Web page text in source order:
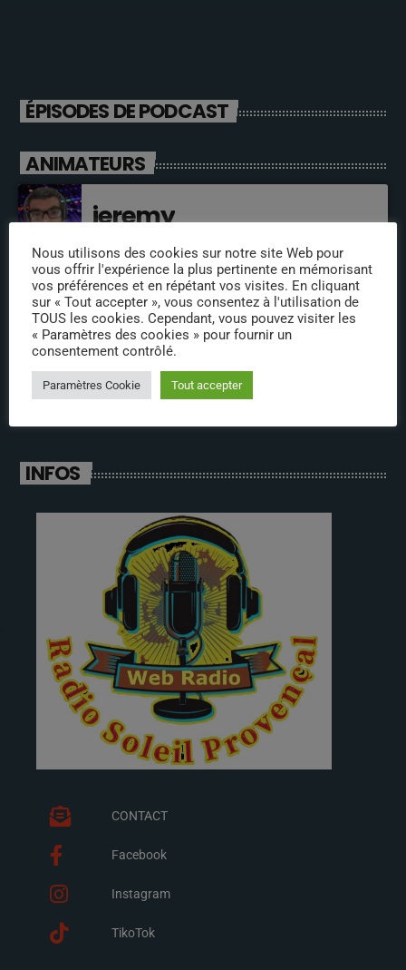
ÉPISODES DE PODCAST
ANIMATEURS
jeremy
olivier
fabrice
INFOS
CONTACT
Facebook
Instagram
TikoTok
Nous utilisons des cookies sur notre site Web pour
vous offrir l'expérience la plus pertinente en mémorisant
vos préférences et en répétant vos visites. En cliquant
sur « Tout accepter », vous consentez à l'utilisation de
TOUS les cookies. Cependant, vous pouvez visiter les
« Paramètres des cookies » pour fournir un
consentement contrôlé.
Paramètres Cookie Tout accepter